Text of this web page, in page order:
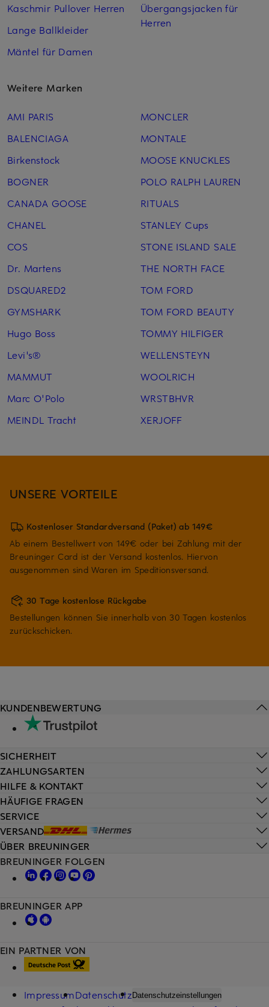
Kaschmir Pullover Herren
Lange Ballkleider
Mäntel für Damen
Übergangsjacken für
Herren
Weitere Marken
AMI PARIS
BALENCIAGA
Birkenstock
BOGNER
CANADA GOOSE
CHANEL
COS
Dr. Martens
DSQUARED2
GYMSHARK
Hugo Boss
Levi's®
MAMMUT
Marc O'Polo
MEINDL Tracht
MONCLER
MONTALE
MOOSE KNUCKLES
POLO RALPH LAUREN
RITUALS
STANLEY Cups
STONE ISLAND SALE
THE NORTH FACE
TOM FORD
TOM FORD BEAUTY
TOMMY HILFIGER
WELLENSTEYN
WOOLRICH
WRSTBHVR
XERJOFF
UNSERE VORTEILE
Kostenloser Standardversand (Paket) ab 149€
Ab einem Bestellwert von 149€ oder bei Zahlung mit der
Breuninger Card ist der Versand kostenlos. Hiervon
ausgenommen sind Waren im Speditionsversand.
30 Tage kostenlose Rückgabe
Bestellungen können Sie innerhalb von 30 Tagen kostenlos
zurückschicken.
HILFE & KONTAKT
HÄUFIGE FRAGEN
SERVICE
VERSAND
KUNDENBEWERTUNG
SICHERHEIT
ZAHLUNGSARTEN
ÜBER BREUNINGER
EIN PARTNER VON
BREUNINGER FOLGEN
BREUNINGER APP
ImpressumDatenschutzDatenschutzeinstellungen